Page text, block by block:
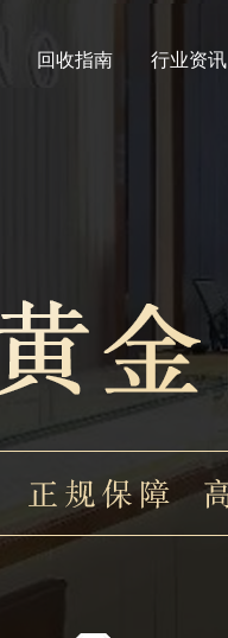
回收指南 行业资讯